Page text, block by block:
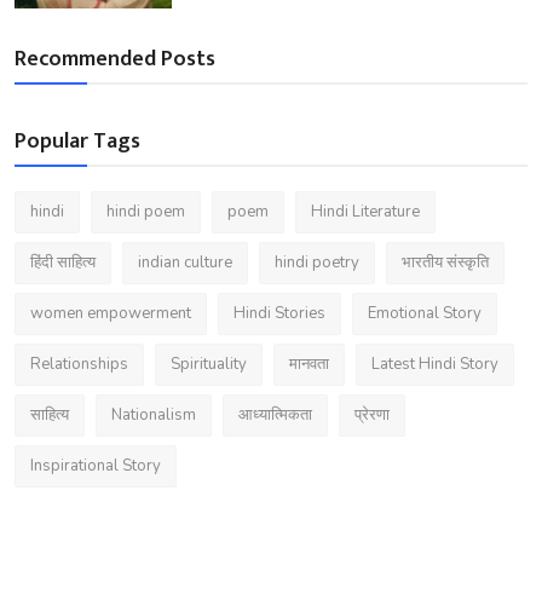
Recommended Posts
Popular Tags
hindi hindi poem poem Hindi Literature
हिंदी साहित्य indian culture hindi poetry भारतीय संस्कृति
women empowerment Hindi Stories Emotional Story
Relationships Spirituality मानवता Latest Hindi Story
साहित्य Nationalism आध्यात्मिकता प्रेरणा
Inspirational Story